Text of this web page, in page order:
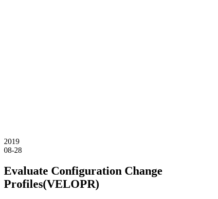
2019
08-28
Evaluate Configuration Change
Profiles(VELOPR)